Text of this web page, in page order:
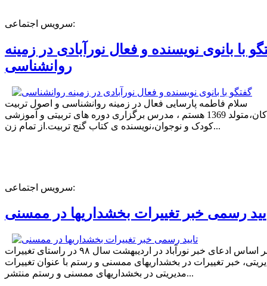
سرویس اجتماعی:
با بانوی نویسنده و فعال نورآبادی در زمینه
روانشناسی
سلام فاطمه پارسایی فعال در زمینه روانشناسی و اصول تربیت
کودکان،متولد 1369 هستم ، مدرس برگزاری دوره های تربیتی و آموزشی
کودک و نوجوان،نویسنده ی کتاب گنج تربیت.از تمام زن...
سرویس اجتماعی:
رسمی خبر تغییرات بخشداریها در ممسنی
بر اساس ادعای خبر نورآباد در اردیبهشت سال ۹۸ در راستای تغییرات
خبر تغییرات در بخشداریهای ممسنی و رستم با عنوان تغییرات
مدیریتی در بخشداریهای ممسنی و رستم منتشر...